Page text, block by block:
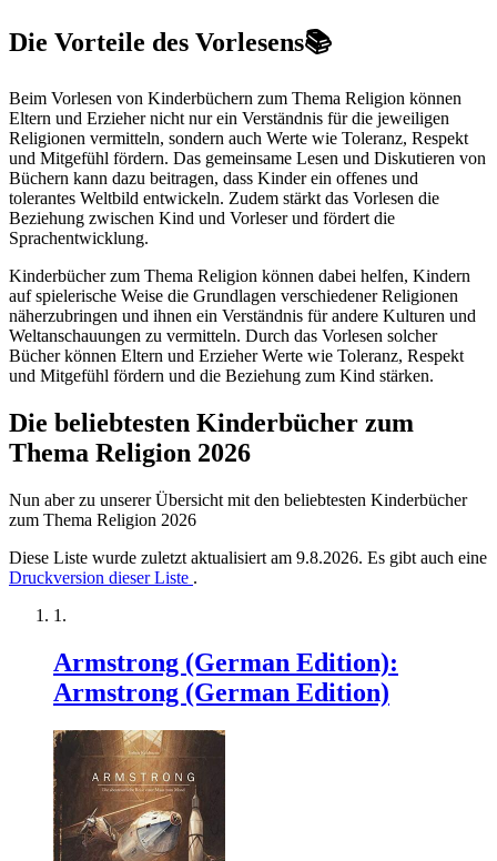
Die Vorteile des Vorlesens📚
Beim Vorlesen von Kinderbüchern zum Thema Religion können
Eltern und Erzieher nicht nur ein Verständnis für die jeweiligen
Religionen vermitteln, sondern auch Werte wie Toleranz, Respekt
und Mitgefühl fördern. Das gemeinsame Lesen und Diskutieren von
Büchern kann dazu beitragen, dass Kinder ein offenes und
tolerantes Weltbild entwickeln. Zudem stärkt das Vorlesen die
Beziehung zwischen Kind und Vorleser und fördert die
Sprachentwicklung.
Kinderbücher zum Thema Religion können dabei helfen, Kindern
auf spielerische Weise die Grundlagen verschiedener Religionen
näherzubringen und ihnen ein Verständnis für andere Kulturen und
Weltanschauungen zu vermitteln. Durch das Vorlesen solcher
Bücher können Eltern und Erzieher Werte wie Toleranz, Respekt
und Mitgefühl fördern und die Beziehung zum Kind stärken.
Die beliebtesten Kinderbücher zum
Thema Religion 2026
Nun aber zu unserer Übersicht mit den beliebtesten Kinderbücher
zum Thema Religion 2026
Diese Liste wurde zuletzt aktualisiert am 9.8.2026. Es gibt auch eine
Druckversion dieser Liste .
Armstrong (German Edition):
Armstrong (German Edition)